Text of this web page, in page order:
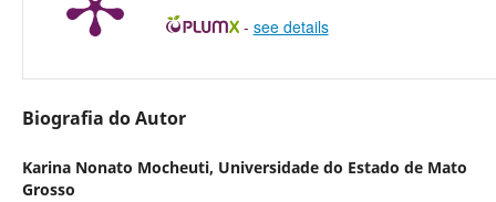
- see details
Biografia do Autor
Karina Nonato Mocheuti, Universidade do Estado de Mato
Grosso